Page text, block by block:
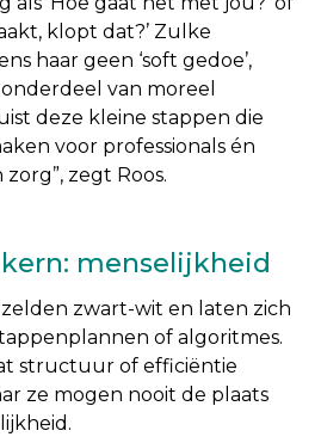
klopt dat?’ Zulke
haar geen ‘soft gedoe’,
van moreel
deze kleine stappen die
voor professionals én
zorg”, zegt Roos.
menselijkheid
zwart-wit en laten zich
of algoritmes.
structuur of efficiëntie
ze mogen nooit de plaats